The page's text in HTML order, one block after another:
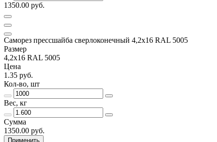
1350.00 руб.
Саморез прессшайба сверлоконечный 4,2х16 RAL 5005
Размер
4,2х16 RAL 5005
Цена
1.35 руб.
Кол-во, шт
Вес, кг
Сумма
1350.00 руб.
Применить